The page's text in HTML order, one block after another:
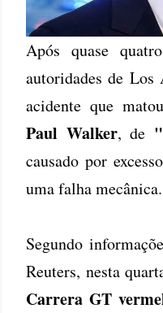
Após quase
autoridades de
acidente que
Paul Walker, de
causado por
uma falha mecânica.
Segundo
Reuters, nesta
Carrera GT